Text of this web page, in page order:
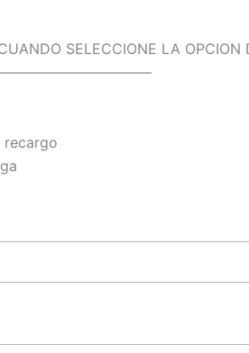
SELECCIONE LA OPCION
recargo